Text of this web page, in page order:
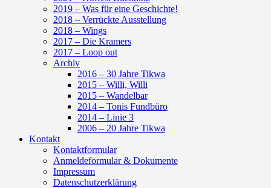
2019 – Was für eine Geschichte!
2018 – Verrückte Ausstellung
2018 – Wings
2017 – Die Kramers
2017 – Loop out
Archiv
2016 – 30 Jahre Tikwa
2015 – Willi, Willi
2015 – Wandelbar
2014 – Tonis Fundbüro
2014 – Linie 3
2006 – 20 Jahre Tikwa
Kontakt
Kontaktformular
Anmeldeformular & Dokumente
Impressum
Datenschutzerklärung